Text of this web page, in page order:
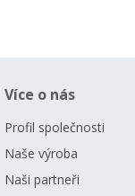
Více o nás
Profil společnosti
Naše výroba
Naši partneři